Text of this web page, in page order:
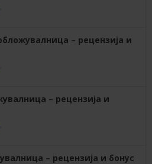
– рецензија и
– рецензија и
– рецензија и бонус